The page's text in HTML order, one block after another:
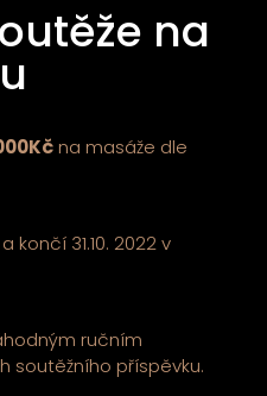
na
na masáže dle
končí 31.10. 2022 v
ručním
soutěžního příspěvku.